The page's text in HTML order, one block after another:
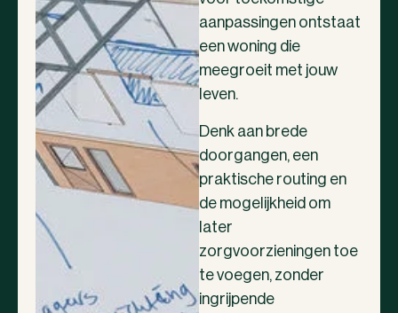
aanpassingen ontstaat
een woning die
meegroeit met jouw
leven.
Denk aan brede
doorgangen, een
praktische routing en
de mogelijkheid om
later
zorgvoorzieningen toe
te voegen, zonder
ingrijpende